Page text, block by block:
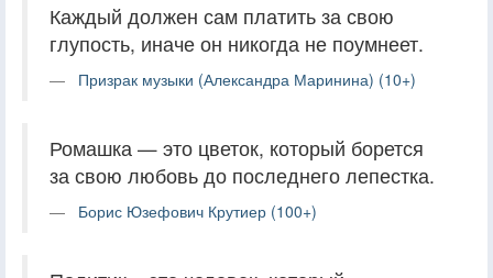
Каждый должен сам платить за свою
глупость, иначе он никогда не поумнеет.
Призрак музыки (Александра Маринина) (10+)
Ромашка — это цветок, который борется
за свою любовь до последнего лепестка.
Борис Юзефович Крутиер (100+)